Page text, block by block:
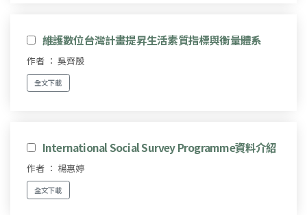
維護數位台灣計畫提昇生活素質指標與衡量體系
作者 ： 吳齊殷
全文下載
International Social Survey Programme資料介紹
作者 ： 楊惠婷
全文下載